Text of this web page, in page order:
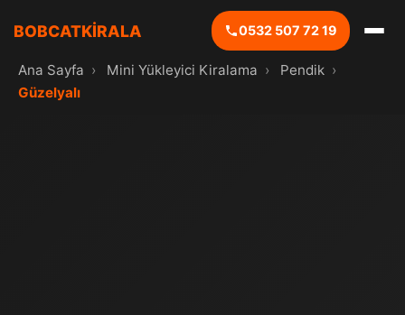
BOBCATKİRALA 0532 507 72 19
Ana Sayfa › Mini Yükleyici Kiralama › Pendik ›
Güzelyalı